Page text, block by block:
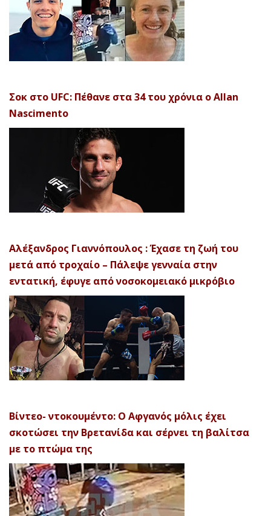
Σοκ στο UFC: Πέθανε στα 34 του χρόνια ο Allan
Nascimento
Αλέξανδρος Γιαννόπουλος : Έχασε τη ζωή του
μετά από τροχαίο – Πάλεψε γενναία στην
εντατική, έφυγε από νοσοκομειακό μικρόβιο
Βίντεο- ντοκουμέντο: Ο Αφγανός μόλις έχει
σκοτώσει την Βρετανίδα και σέρνει τη βαλίτσα
με το πτώμα της